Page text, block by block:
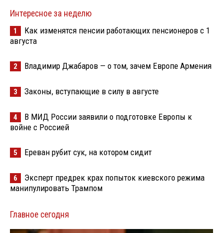
Интересное за неделю
1
Как изменятся пенсии работающих пенсионеров с 1
августа
2 Владимир Джабаров — о том, зачем Европе Армения
3 Законы, вступающие в силу в августе
4
В МИД России заявили о подготовке Европы к
войне с Россией
5 Ереван рубит сук, на котором сидит
6
Эксперт предрек крах попыток киевского режима
манипулировать Трампом
Главное сегодня